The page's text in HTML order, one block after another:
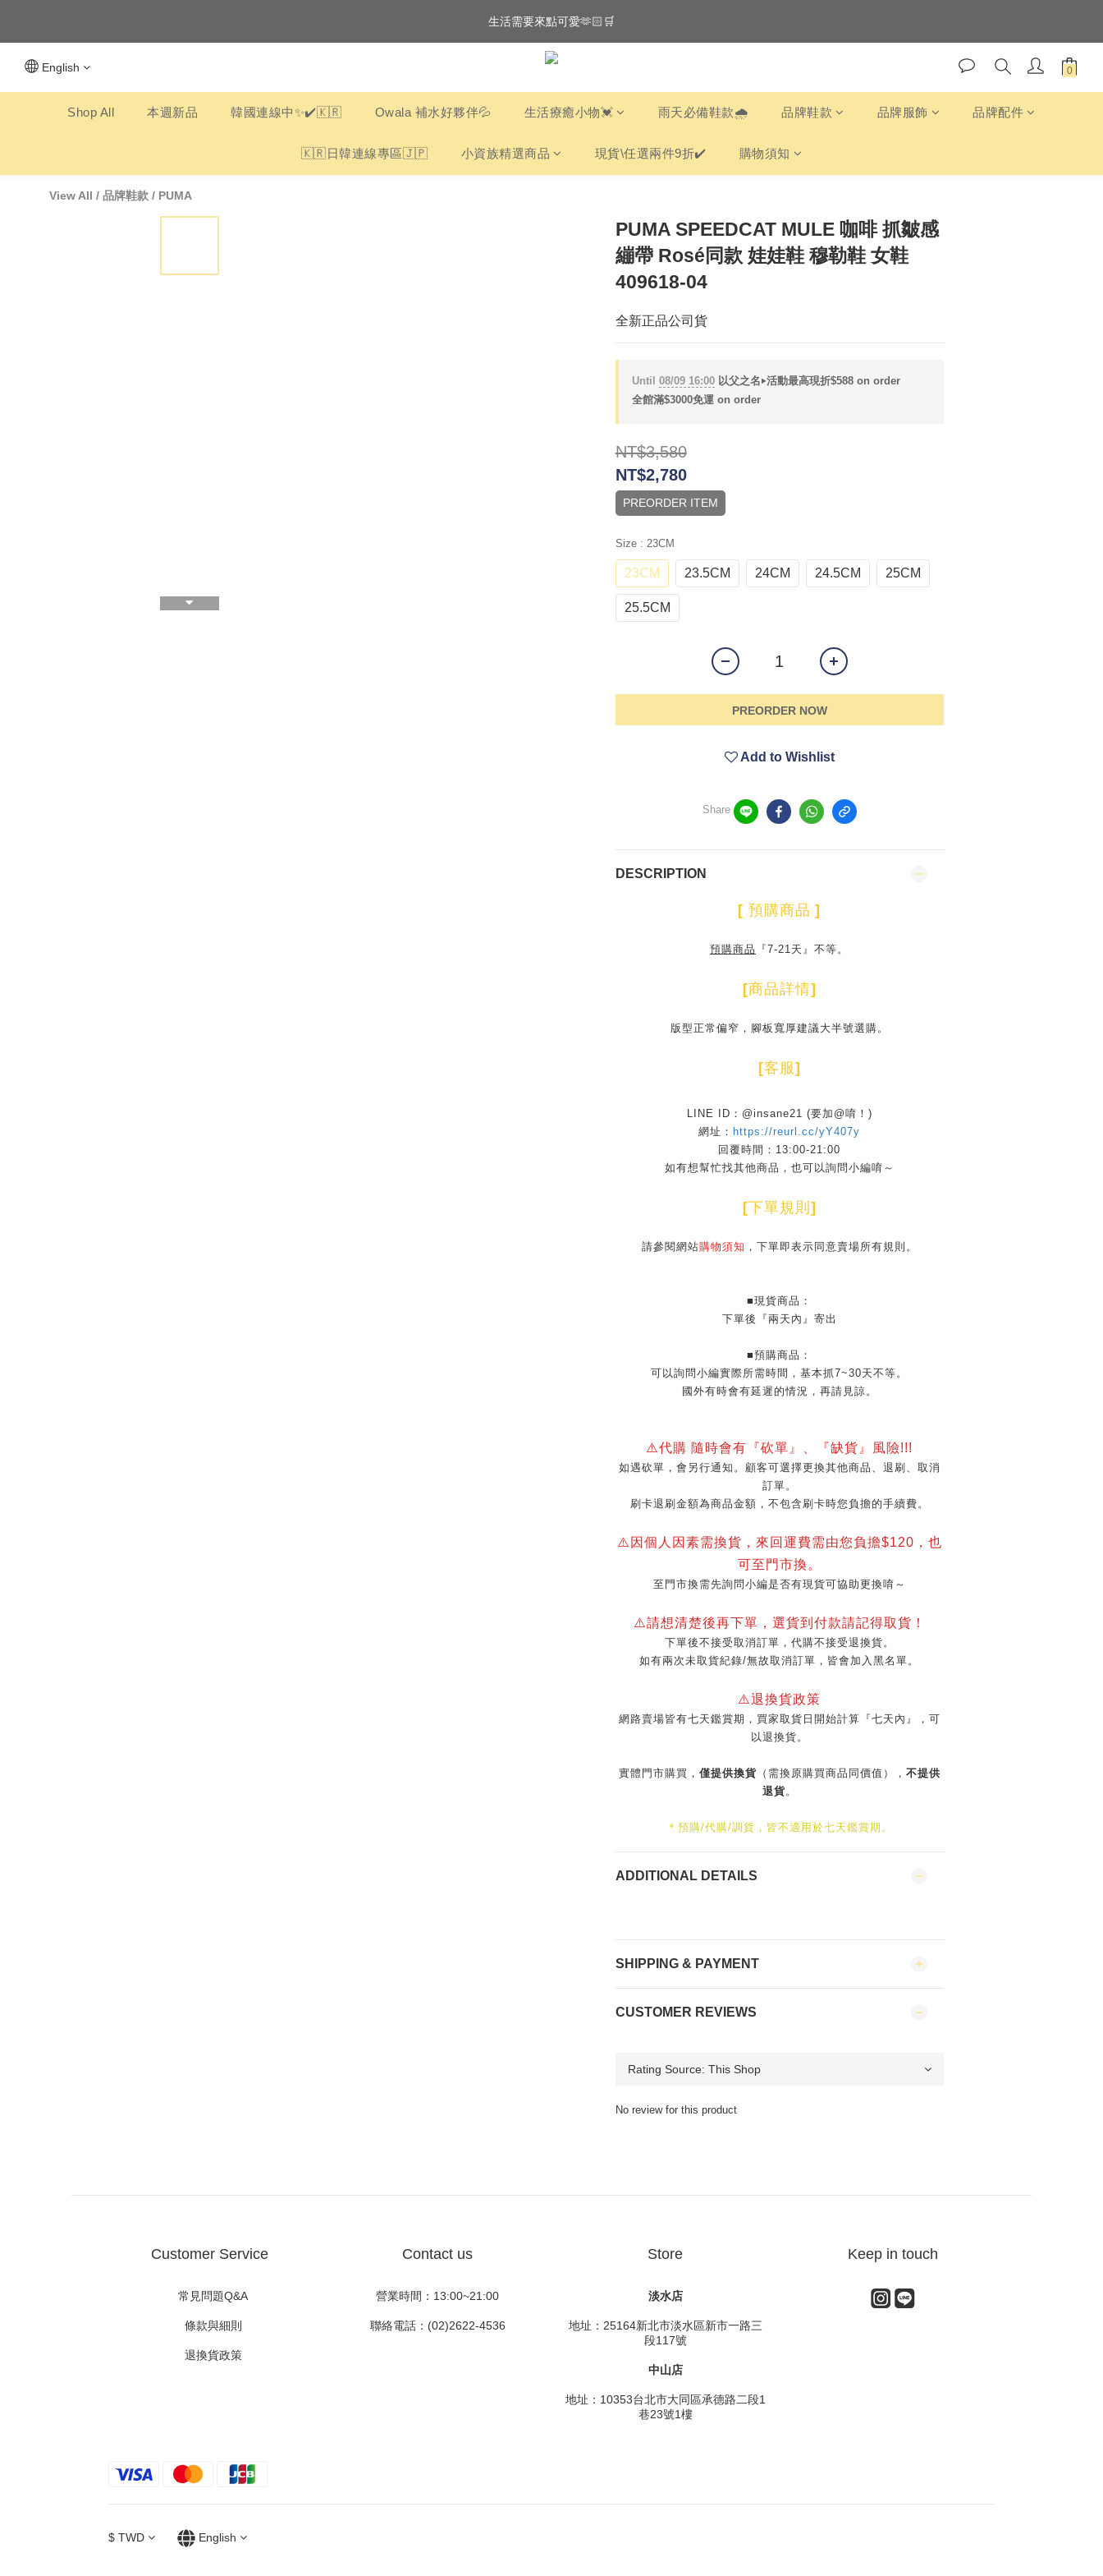
全館滿$3000享『超商』免運費
生活需要來點可愛🫶🏻🛒
2
1
3
2
1
3
2
3
2
3
0
6
3
0
3
0
7
3
1
全館滿$3000享『超商』免運費
English
Shop All 本週新品 韓國連線中✨✔️🇰🇷 Owala 補水好夥伴💦 生活療癒小物💓 雨天必備鞋款🌧️ 品牌鞋款 品牌服飾 品牌配件
🇰🇷日韓連線專區🇯🇵 小資族精選商品 現貨\任選兩件9折✔️ 購物須知
View All / 品牌鞋款 / PUMA
PUMA SPEEDCAT MULE 咖啡 抓皺感
繃帶 Rosé同款 娃娃鞋 穆勒鞋 女鞋
409618-04
全新正品公司貨
Until 08/09 16:00以父之名‣活動最高現折$588 on order
全館滿$3000免運 on order
NT$3,580
NT$2,780
PREORDER ITEM
Size : 23CM
23CM 23.5CM 24CM 24.5CM 25CM
25.5CM
PREORDER NOW
Add to Wishlist
Share
DESCRIPTION
[ 預購商品 ]
預購商品 『7-21天』不等。
[商品詳情]
版型正常偏窄，腳板寬厚建議大半號選購。
[客服]
LINE ID：@insane21 (要加@唷！)
網址： https://reurl.cc/yY407y
回覆時間：13:00-21:00
如有想幫忙找其他商品，也可以詢問小編唷～
[下單規則 ]
請參閱網站購物須知 ，下單即表示同意賣場所有規則。
■現貨商品：
下單後『兩天內』寄出
■預購商品：
可以詢問小編實際所需時間，基本抓7~30天不等。
國外有時會有延遲的情況，再請見諒。
⚠️代購 隨時會有『砍單』、『缺貨』風險!!!
如遇砍單，會另行通知。顧客可選擇更換其他商品、退刷、取消
訂單。
刷卡退刷金額為商品金額，不包含刷卡時您負擔的手續費。
⚠️因個人因素需換貨，來回運費需由您負擔$120，也
可至門市換。
至門市換需先詢問小編是否有現貨可協助更換唷～
⚠️請想清楚後再下單，選貨到付款請記得取貨！
下單後不接受取消訂單，代購不接受退換貨。
如有兩次未取貨紀錄/無故取消訂單，皆會加入黑名單。
⚠️退換貨政策
網路賣場皆有七天鑑賞期，買家取貨日開始計算『七天內』，可
以退換貨。
實體門市購買， 僅提供換貨（需換原購買商品同價值）， 不提供
退貨。
＊預購/代購/調貨，皆不適用於七天鑑賞期。
ADDITIONAL DETAILS
SHIPPING & PAYMENT
CUSTOMER REVIEWS
No review for this product
Customer Service
常見問題Q&A
條款與細則
退換貨政策
Contact us
營業時間：13:00~21:00
聯絡電話：(02)2622-4536
Store
淡水店
地址：25164新北市淡水區新市一路三
段117號
中山店
地址：10353台北市大同區承德路二段1
巷23號1樓
Keep in touch
$ TWD English